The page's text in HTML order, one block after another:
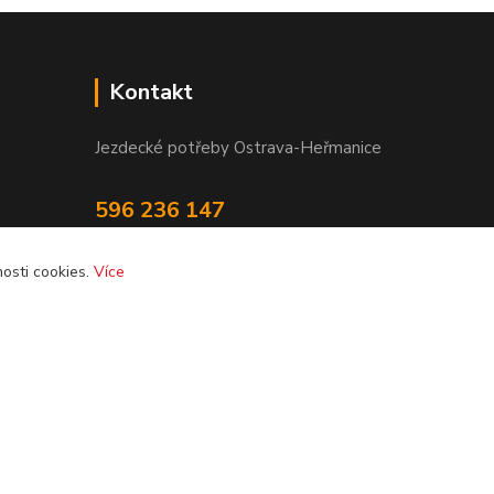
Kontakt
Jezdecké potřeby Ostrava-Heřmanice
596 236 147
cookies. Více